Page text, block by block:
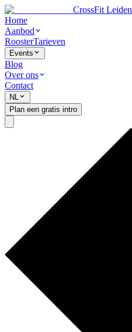
CrossFit Leiden
Home
Aanbod
RoosterTarieven
Events
Blog
Over ons
Contact
NL
Plan een gratis intro